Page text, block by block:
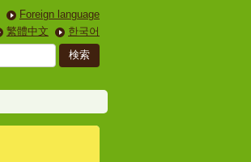
Foreign language
繁體中文 한국어